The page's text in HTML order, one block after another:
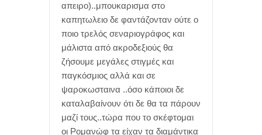
απειρο)..μπουκαρισμα στο
καπητωλειο δε φαντάζονταν ούτε ο
ποιο τρελός σεναριογράφος και
μάλιστα από ακροδεξιούς θα
ζήσουμε μεγάλες στιγμές και
παγκόσμιος αλλά και σε
ψαροκωσταινα ..όσο κάποιοι δε
καταλαβαίνουν ότι δε θα τα πάρουν
μαζί τους..τώρα που το σκέφτομαι
οι Ρομανώφ τα είχαν τα διαμάντικα